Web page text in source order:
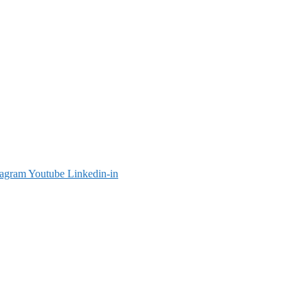
Youtube Linkedin-in